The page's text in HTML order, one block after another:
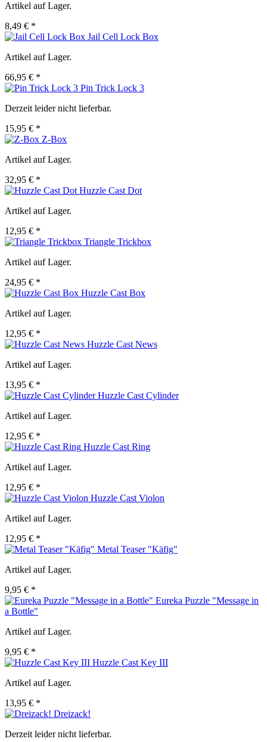
Artikel auf Lager.
8,49 € *
Jail Cell Lock Box
Artikel auf Lager.
66,95 € *
Pin Trick Lock 3
Derzeit leider nicht lieferbar.
15,95 € *
Z-Box
Artikel auf Lager.
32,95 € *
Huzzle Cast Dot
Artikel auf Lager.
12,95 € *
Triangle Trickbox
Artikel auf Lager.
24,95 € *
Huzzle Cast Box
Artikel auf Lager.
12,95 € *
Huzzle Cast News
Artikel auf Lager.
13,95 € *
Huzzle Cast Cylinder
Artikel auf Lager.
12,95 € *
Huzzle Cast Ring
Artikel auf Lager.
12,95 € *
Huzzle Cast Violon
Artikel auf Lager.
12,95 € *
Metal Teaser "Käfig"
Artikel auf Lager.
9,95 € *
Eureka Puzzle "Message in
a Bottle"
Artikel auf Lager.
9,95 € *
Huzzle Cast Key III
Artikel auf Lager.
13,95 € *
Dreizack!
Derzeit leider nicht lieferbar.